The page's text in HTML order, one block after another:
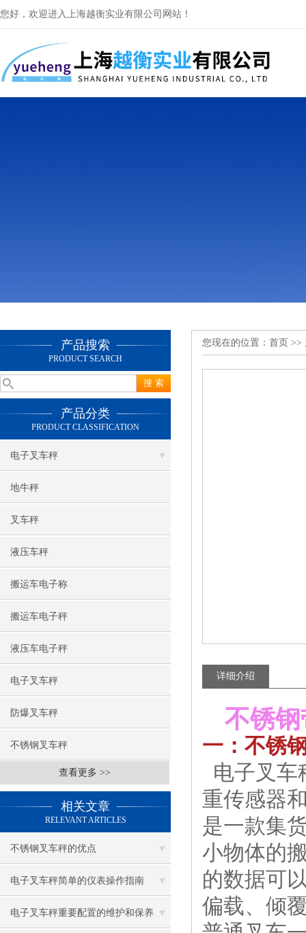
您好，欢迎进入上海越衡实业有限公司网站！
产品搜索
PRODUCT SEARCH
产品分类
PRODUCT CLASSIFICATION
电子叉车秤
地牛秤
叉车秤
液压车秤
搬运车电子称
搬运车电子秤
液压车电子秤
电子叉车秤
防爆叉车秤
不锈钢叉车秤
查看更多 >>
相关文章
RELEVANT ARTICLES
不锈钢叉车秤的优点
电子叉车秤简单的仪表操作指南
电子叉车秤重要配置的维护和保养
您现在的位置： 首页 >>
详细介绍
不锈
一：不锈
电子叉车
重传感器
是一款集
小物体的
的数据可
偏载、倾